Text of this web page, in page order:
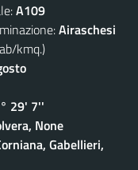
A109
Airaschesi
kmq.)
29' 7''
None
Gabellieri,